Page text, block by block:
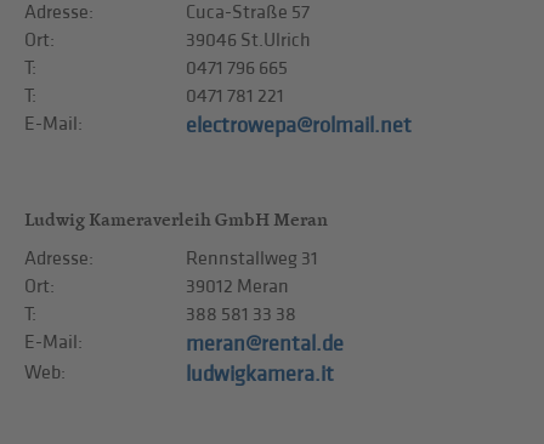
Adresse:
Cuca-Straße 57
Ort:
39046 St.Ulrich
T:
0471 796 665
T:
0471 781 221
E-Mail:
electrowepa@rolmail.net
Ludwig Kameraverleih GmbH Meran
Adresse:
Rennstallweg 31
Ort:
39012 Meran
T:
388 581 33 38
E-Mail:
meran@rental.de
Web: ludwigkamera.it